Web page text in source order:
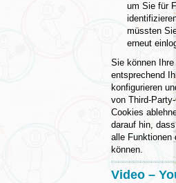
um Sie für
müssten
erneut
Sie können
entsprechend
konfigurieren
von Third-
Cookies
darauf hin,
alle Funktionen
können.
Video –